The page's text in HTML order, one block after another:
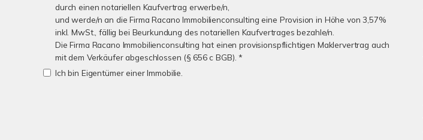
durch einen notariellen Kaufvertrag erwerbe/n,
und werde/n an die Firma Racano Immobilienconsulting eine Provision in Höhe von 3,57%
inkl. MwSt., fällig bei Beurkundung des notariellen Kaufvertrages bezahle/n.
Die Firma Racano Immobilienconsulting hat einen provisionspflichtigen Maklervertrag auch
mit dem Verkäufer abgeschlossen (§ 656 c BGB). *
Ich bin Eigentümer einer Immobilie.